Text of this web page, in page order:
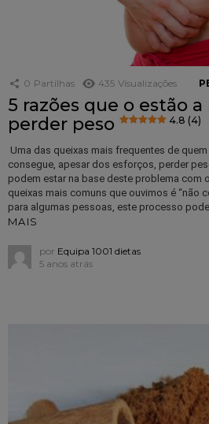
0 Partilhas 435 Visualizações
5 razões que o estão
perder peso
4.8 (4)
Uma das queixas mais frequentes de
consegue, apesar dos esforços, perder
podem estar na base deste problema com
queixas mais comuns que ouvimos é “não
para algumas pessoas, este processo
MAIS
por Equipa 1001 dietas
5 anos atrás